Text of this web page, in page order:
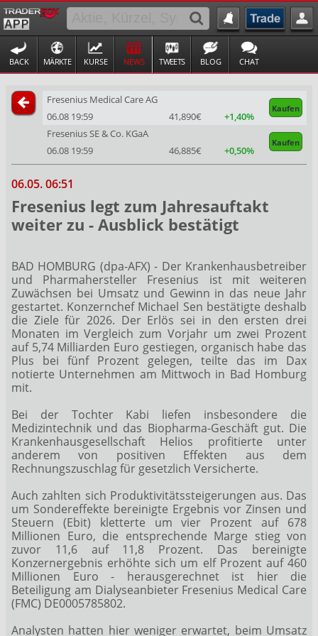
BACK MÄRKTE KURSE NEWS TWEETS BLOG CHAT
Fresenius Medical Care AG
Kaufen
06.08 19:59 41,890€
+1,40%
Fresenius SE & Co. KGaA
Kaufen
06.08 19:59 46,885€ +0,50%
06.05. 06:51
Fresenius legt zum Jahresauftakt
weiter zu - Ausblick bestätigt
BAD HOMBURG (dpa-AFX) - Der Krankenhausbetreiber
und Pharmahersteller Fresenius ist mit weiteren
Zuwächsen bei Umsatz und Gewinn in das neue Jahr
gestartet. Konzernchef Michael Sen bestätigte deshalb
die Ziele für 2026. Der Erlös sei in den ersten drei
Monaten im Vergleich zum Vorjahr um zwei Prozent
auf 5,74 Milliarden Euro gestiegen, organisch habe das
Plus bei fünf Prozent gelegen, teilte das im Dax
notierte Unternehmen am Mittwoch in Bad Homburg
mit.
Bei der Tochter Kabi liefen insbesondere die
Medizintechnik und das Biopharma-Geschäft gut. Die
Krankenhausgesellschaft Helios profitierte unter
anderem von positiven Effekten aus dem
Rechnungszuschlag für gesetzlich Versicherte.
Auch zahlten sich Produktivitätssteigerungen aus. Das
um Sondereffekte bereinigte Ergebnis vor Zinsen und
Steuern (Ebit) kletterte um vier Prozent auf 678
Millionen Euro, die entsprechende Marge stieg von
zuvor 11,6 auf 11,8 Prozent. Das bereinigte
Konzernergebnis erhöhte sich um elf Prozent auf 460
Millionen Euro - herausgerechnet ist hier die
Beteiligung am Dialyseanbieter Fresenius Medical Care
(FMC) DE0005785802.
Analysten hatten hier weniger erwartet, beim Umsatz